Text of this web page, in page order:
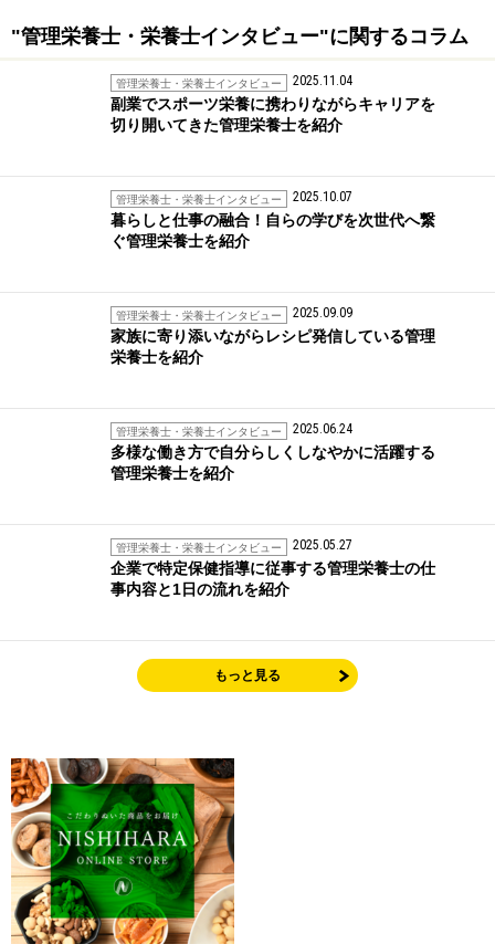
"管理栄養士・栄養士インタビュー"に関するコラム
管理栄養士・栄養士インタビュー 2025.11.04
副業でスポーツ栄養に携わりながらキャリアを
切り開いてきた管理栄養士を紹介
管理栄養士・栄養士インタビュー 2025.10.07
暮らしと仕事の融合！自らの学びを次世代へ繋
ぐ管理栄養士を紹介
管理栄養士・栄養士インタビュー 2025.09.09
家族に寄り添いながらレシピ発信している管理
栄養士を紹介
管理栄養士・栄養士インタビュー 2025.06.24
多様な働き方で自分らしくしなやかに活躍する
管理栄養士を紹介
管理栄養士・栄養士インタビュー 2025.05.27
企業で特定保健指導に従事する管理栄養士の仕
事内容と1日の流れを紹介
もっと見る